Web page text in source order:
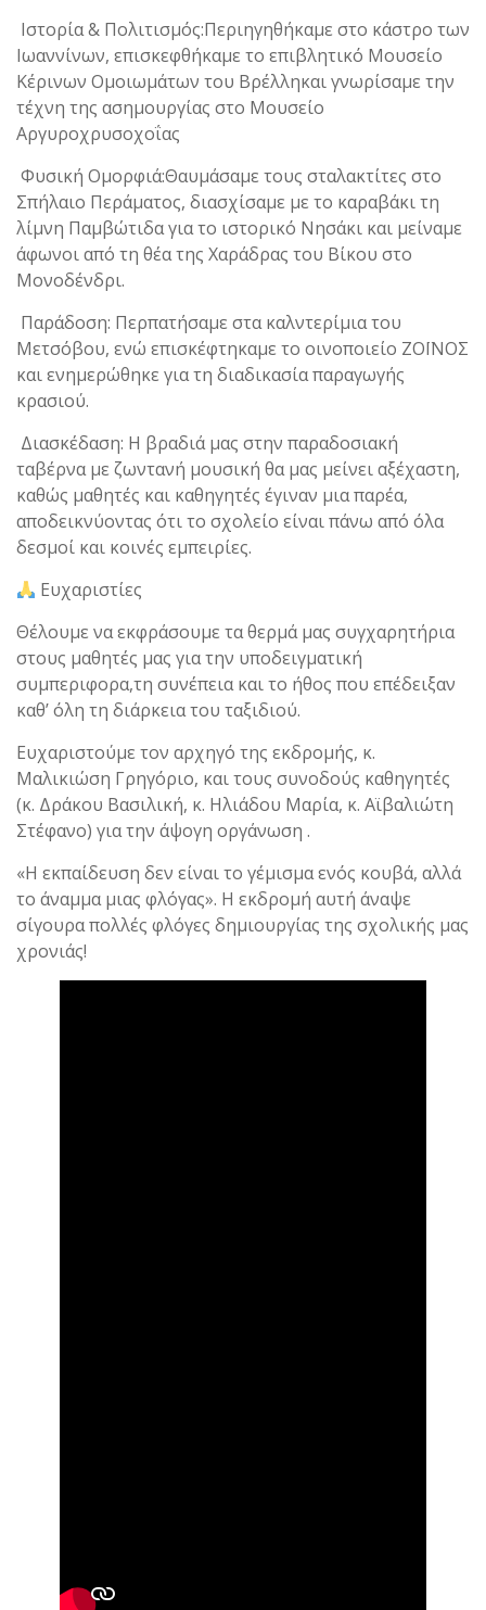
Ιστορία & Πολιτισμός:Περιηγηθήκαμε στο κάστρο των
Ιωαννίνων, επισκεφθήκαμε το επιβλητικό Μουσείο
Κέρινων Ομοιωμάτων του Βρέλληκαι γνωρίσαμε την
τέχνη της ασημουργίας στο Μουσείο
Αργυροχρυσοχοΐας
Φυσική Ομορφιά:Θαυμάσαμε τους σταλακτίτες στο
Σπήλαιο Περάματος, διασχίσαμε με το καραβάκι τη
λίμνη Παμβώτιδα για το ιστορικό Νησάκι και μείναμε
άφωνοι από τη θέα της Χαράδρας του Βίκου στο
Μονοδένδρι.
Παράδοση: Περπατήσαμε στα καλντερίμια του
Μετσόβου, ενώ επισκέφτηκαμε το οινοποιείο ΖΟΪΝΟΣ
και ενημερώθηκε για τη διαδικασία παραγωγής
κρασιού.
Διασκέδαση: Η βραδιά μας στην παραδοσιακή
ταβέρνα με ζωντανή μουσική θα μας μείνει αξέχαστη,
καθώς μαθητές και καθηγητές έγιναν μια παρέα,
αποδεικνύοντας ότι το σχολείο είναι πάνω από όλα
δεσμοί και κοινές εμπειρίες.
Ευχαριστίες
Θέλουμε να εκφράσουμε τα θερμά μας συγχαρητήρια
στους μαθητές μας για την υποδειγματική
συμπεριφορα,τη συνέπεια και το ήθος που επέδειξαν
καθ’ όλη τη διάρκεια του ταξιδιού.
Ευχαριστούμε τον αρχηγό της εκδρομής, κ.
Μαλικιώση Γρηγόριο, και τους συνοδούς καθηγητές
(κ. Δράκου Βασιλική, κ. Ηλιάδου Μαρία, κ. Αϊβαλιώτη
Στέφανο) για την άψογη οργάνωση .
«Η εκπαίδευση δεν είναι το γέμισμα ενός κουβά, αλλά
το άναμμα μιας φλόγας». Η εκδρομή αυτή άναψε
σίγουρα πολλές φλόγες δημιουργίας της σχολικής μας
χρονιάς!